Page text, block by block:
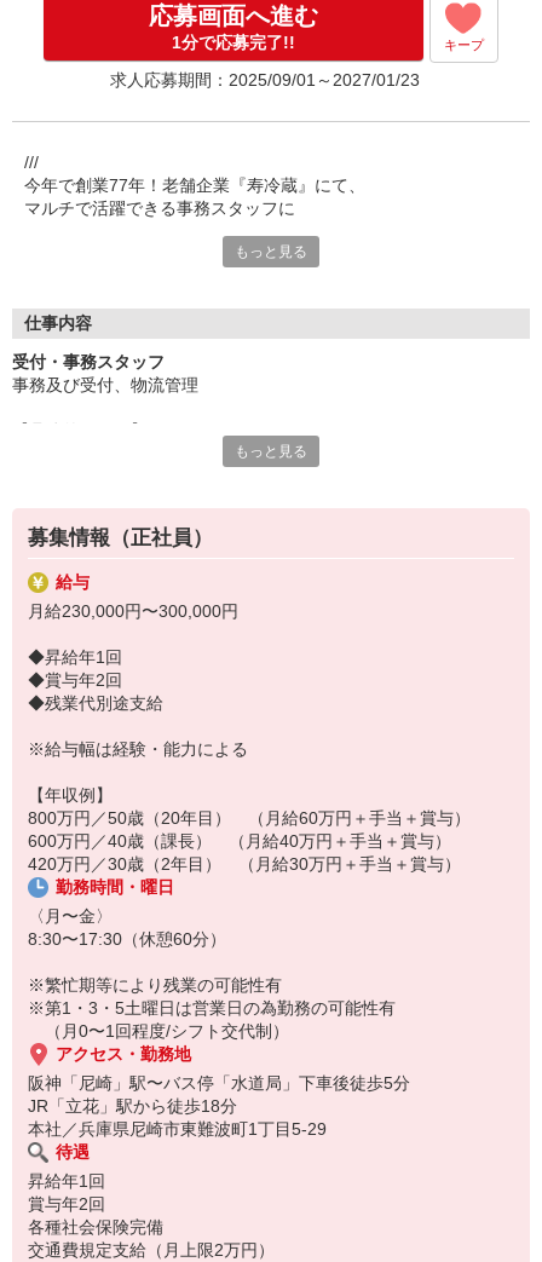
※給与幅は経験・能力による
【年収例】
800万円／50歳（20年目） （月給60万円＋手当＋
600万円／40歳（課長） （月給40万円＋手当＋賞
420万円／30歳（2年目） （月給30万円＋手当＋賞
与）
応募画面へ進む
1分で応募完了!! キープ
求人応募期間：2025/09/01～2027/01/23
///
今年で創業77年！老舗企業『寿冷蔵』にて、
マルチで活躍できる事務スタッフに
在庫データの確認・管理、伝票の作成など
業務によっては事務所で仕分けなどの軽作業があるので、
身体を動かせられて気分転換になりますよ♪
-----------------------
をモットーに今後もますます会社として進化を遂げていきます！
「システムを導入するなど社員がストレスなく
円滑に業務にあたれるような業務改革」
「新人〜中堅、管理職まで全員が
常にスキルアップを目指していけるための
セミナー制度の導入」
「長く会社に勤めることにより安心感を
感じてもらえるようにiDecoプラスなど
福利厚生の充実度向上」
他にもさまざまな面で働きやすい環境づくりに
取り組んでいます！
もっと見る
仕事内容
受付・事務スタッフ
事務及び受付、物流管理
・取引先からの問い合わせ対応
・在庫データの管理
・倉庫スタッフとの連絡対応
・オペレーションの管理
・来客対応
仕分け作業などの倉庫内業務にも関わります。
事務職を入口にして、さまざまな仕事に挑戦できます。
入社後は半年間を目安にOJTを通して
【業務について】
これまで物流事務といえば
紙の書類を大量に扱う仕事でした。
しかし、当社ではシステムのクラウド化を
進めたことで状況は一変。
メールによる受注がメインになり、
伝票入力の割合は出庫量の2％ほどに減少しました。
オフィスソフトもクラウドサービスを利用し、
ファイル管理の負担も軽減。
手間を省いて余裕ができた時間は
現場業務のカバーや業務改善の立案に割いています。
【将来的なキャリアについて】
男女に関係なく将来的には部門のリーダーをはじめ、
管理職への就任も目指せます。
また、総務職や現場職へのキャリアチェンジも可能です。
もっと見る
募集情報（正社員）
給与
月給230,000円〜300,000円
◆昇給年1回
◆賞与年2回
◆残業代別途支給
※給与幅は経験・能力による
【年収例】
800万円／50歳（20年目） （月給60万円＋手当＋賞与）
600万円／40歳（課長） （月給40万円＋手当＋賞与）
420万円／30歳（2年目） （月給30万円＋手当＋賞与）
勤務時間・曜日
〈月〜金〉
8:30〜17:30（休憩60分）
※繁忙期等により残業の可能性有
※第1・3・5土曜日は営業日の為勤務の可能性有
（月0〜1回程度/シフト交代制）
アクセス・勤務地
阪神「尼崎」駅〜バス停「水道局」下車後徒歩5分
JR「立花」駅から徒歩18分
本社／兵庫県尼崎市東難波町1丁目5-29
待遇
昇給年1回
賞与年2回
各種社会保険完備
交通費規定支給（月上限2万円）